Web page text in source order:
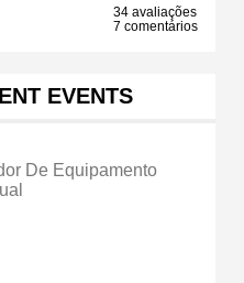
34 avaliações
7 comentários
EVENTS
De Equipamento